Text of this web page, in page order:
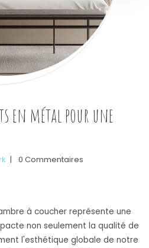
en métal pour une
0 Commentaires
à coucher représente une
non seulement la qualité de
l'esthétique globale de notre